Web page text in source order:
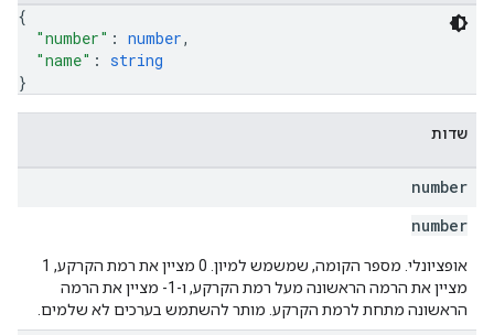
{
"number" : number,
"name" : string
}
שדות
number
number
אופציונלי. מספר הקומה, שמשמש למיון. ‫0 מציין את רמת הקרקע, 1
מציין את הרמה הראשונה מעל רמת הקרקע, ו-1- מציין את הרמה
הראשונה מתחת לרמת הקרקע. מותר להשתמש בערכים לא שלמים.